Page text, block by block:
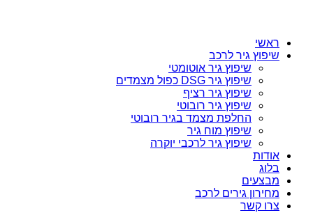
ראשי
שיפוץ גיר לרכב
שיפוץ גיר אוטומטי
שיפוץ גיר DSG כפול מצמדים
שיפוץ גיר רציף
שיפוץ גיר רובוטי
החלפת מצמד בגיר רובוטי
שיפוץ מוח גיר
שיפוץ גיר לרכבי יוקרה
אודות
בלוג
מבצעים
מחירון גירים לרכב
צרו קשר